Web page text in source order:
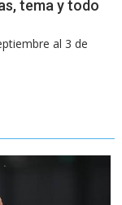
tema y todo
al 3 de